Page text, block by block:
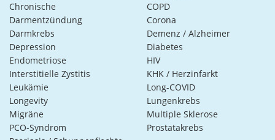
Chronische
Darmentzündung
COPD
Corona
Darmkrebs
Demenz / Alzheimer
Depression
Diabetes
Endometriose
HIV
Interstitielle Zystitis
KHK / Herzinfarkt
Leukämie
Long-COVID
Longevity
Lungenkrebs
Migräne
Multiple Sklerose
PCO-Syndrom
Prostatakrebs